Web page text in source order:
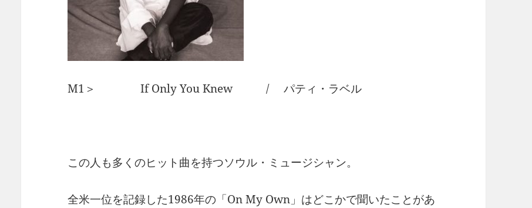
M1＞ If Only You Knew / パティ・ラベル
この人も多くのヒット曲を持つソウル・ミュージシャン。
全米一位を記録した1986年の「On My Own」はどこかで聞いたことがあ